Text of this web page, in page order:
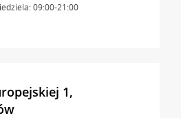
09:00-21:00
1,